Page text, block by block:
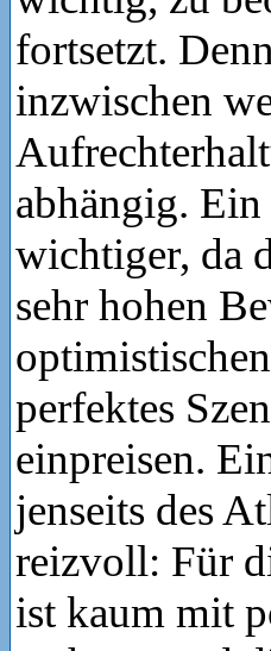
fortsetzt.
inzwischen
abhängig.
wichtiger, da
sehr hohen
perfektes
einpreisen.
jenseits des
reizvoll: Für
ist kaum mit